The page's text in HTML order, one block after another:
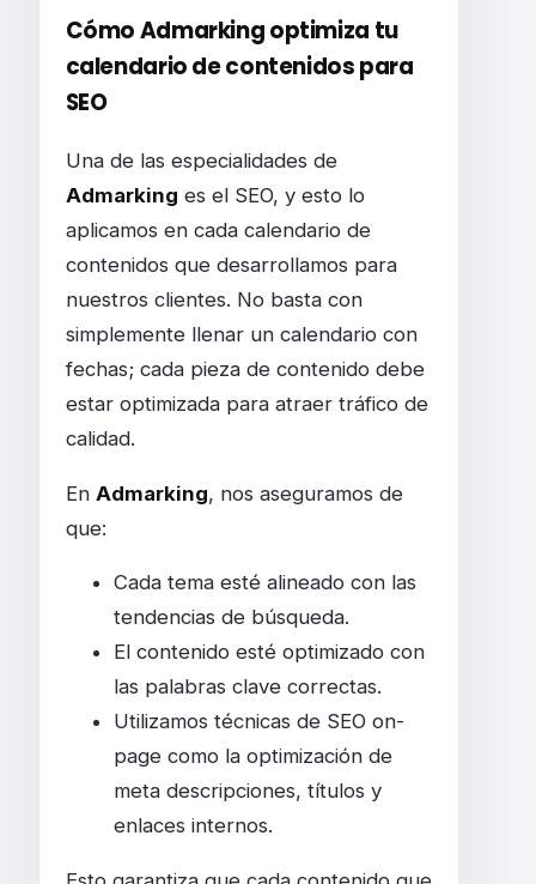
Cómo Admarking optimiza tu
calendario de contenidos para
SEO
Una de las especialidades de
Admarking es el SEO, y esto lo
aplicamos en cada calendario de
contenidos que desarrollamos para
nuestros clientes. No basta con
simplemente llenar un calendario con
fechas; cada pieza de contenido debe
estar optimizada para atraer tráfico de
calidad.
En Admarking, nos aseguramos de
que:
Cada tema esté alineado con las
tendencias de búsqueda.
El contenido esté optimizado con
las palabras clave correctas.
Utilizamos técnicas de SEO on-
page como la optimización de
meta descripciones, títulos y
enlaces internos.